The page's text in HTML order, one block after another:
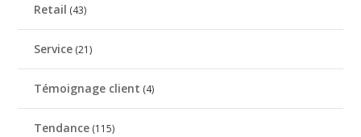
Retail (43)
Service (21)
Témoignage client (4)
Tendance (115)